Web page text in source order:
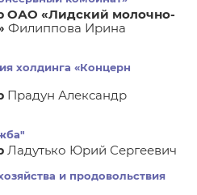
ОАО «Лидский молочно-
Филиппова Ирина
холдинга «Концерн
Прадун Александр
Ладутько Юрий Сергеевич
и продовольствия